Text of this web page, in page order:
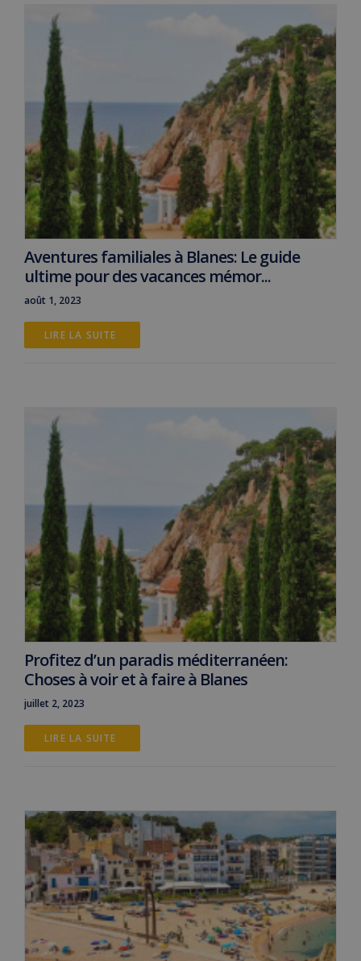
Aventures familiales à Blanes: Le guide
ultime pour des vacances mémor...
août 1, 2023
LIRE LA SUITE
Profitez d’un paradis méditerranéen:
Choses à voir et à faire à Blanes
juillet 2, 2023
LIRE LA SUITE